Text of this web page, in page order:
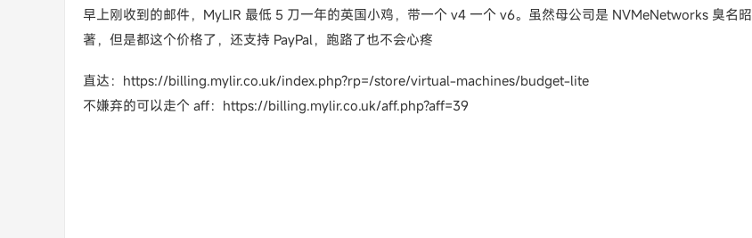
早上刚收到的邮件，MyLIR 最低 5 刀一年的英国小鸡，带一个 v4 一个 v6。虽然母公司是 NVMeNetworks 臭名昭
著，但是都这个价格了，还支持 PayPal，跑路了也不会心疼
直达：https://billing.mylir.co.uk/index.php?rp=/store/virtual-machines/budget-lite
不嫌弃的可以走个 aff：https://billing.mylir.co.uk/aff.php?aff=39